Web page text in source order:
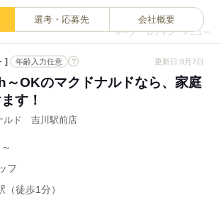
キープ ログイン メニュー
選考・応募先 会社概要
年齢入力任意 ? 更新日:8月7日
～OKのマクドナルドなら、家庭
す！
ルド 吉川駅前店
フ
徒歩1分）